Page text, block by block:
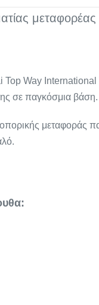
μεταφορέας
Way International
σε παγκόσμια βάση.
μεταφοράς